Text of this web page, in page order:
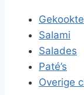
Salami
Salades
Paté’s
Overige